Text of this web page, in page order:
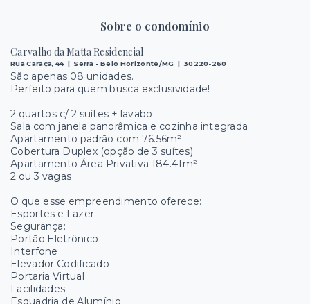
Sobre o condomínio
Carvalho da Matta Residencial
Rua Caraça, 44 | Serra - Belo Horizonte/MG | 30220-260
São apenas 08 unidades.
Perfeito para quem busca exclusividade!
2 quartos c/ 2 suítes + lavabo
Sala com janela panorâmica e cozinha integrada
Apartamento padrão com 76.56m²
Cobertura Duplex (opção de 3 suítes).
Apartamento Área Privativa 184.41m²
2 ou 3 vagas
O que esse empreendimento oferece:
Esportes e Lazer:
Segurança:
Portão Eletrônico
Interfone
Elevador Codificado
Portaria Virtual
Facilidades:
Esquadria de Alumínio